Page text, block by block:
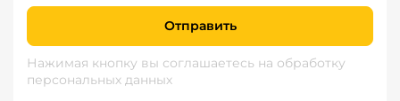
Отправить
Нажимая кнопку вы соглашаетесь на обработку
персональных данных